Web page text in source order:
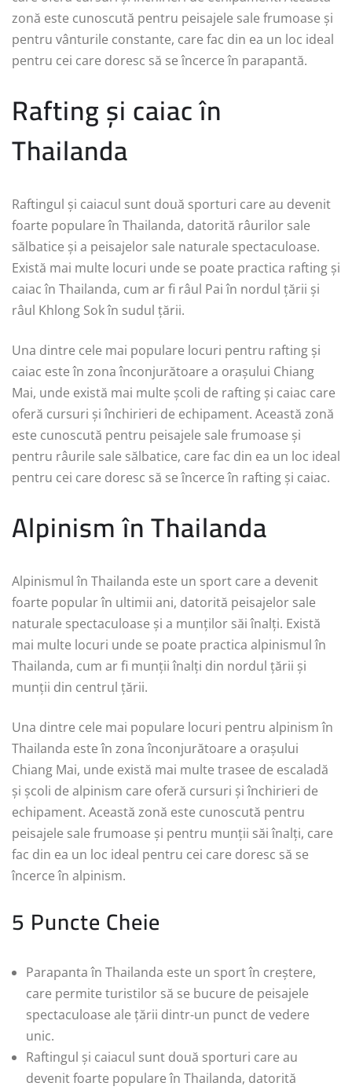
zonă este cunoscută pentru peisajele sale frumoase și
pentru vânturile constante, care fac din ea un loc ideal
pentru cei care doresc să se încerce în parapantă.
Rafting și caiac în
Thailanda
Raftingul și caiacul sunt două sporturi care au devenit
foarte populare în Thailanda, datorită râurilor sale
sălbatice și a peisajelor sale naturale spectaculoase.
Există mai multe locuri unde se poate practica rafting și
caiac în Thailanda, cum ar fi râul Pai în nordul țării și
râul Khlong Sok în sudul țării.
Una dintre cele mai populare locuri pentru rafting și
caiac este în zona înconjurătoare a orașului Chiang
Mai, unde există mai multe școli de rafting și caiac care
oferă cursuri și închirieri de echipament. Această zonă
este cunoscută pentru peisajele sale frumoase și
pentru râurile sale sălbatice, care fac din ea un loc ideal
pentru cei care doresc să se încerce în rafting și caiac.
Alpinism în Thailanda
Alpinismul în Thailanda este un sport care a devenit
foarte popular în ultimii ani, datorită peisajelor sale
naturale spectaculoase și a munților săi înalți. Există
mai multe locuri unde se poate practica alpinismul în
Thailanda, cum ar fi munții înalți din nordul țării și
munții din centrul țării.
Una dintre cele mai populare locuri pentru alpinism în
Thailanda este în zona înconjurătoare a orașului
Chiang Mai, unde există mai multe trasee de escaladă
și școli de alpinism care oferă cursuri și închirieri de
echipament. Această zonă este cunoscută pentru
peisajele sale frumoase și pentru munții săi înalți, care
fac din ea un loc ideal pentru cei care doresc să se
încerce în alpinism.
5 Puncte Cheie
Parapanta în Thailanda este un sport în creștere,
care permite turistilor să se bucure de peisajele
spectaculoase ale țării dintr-un punct de vedere
unic.
Raftingul și caiacul sunt două sporturi care au
devenit foarte populare în Thailanda, datorită